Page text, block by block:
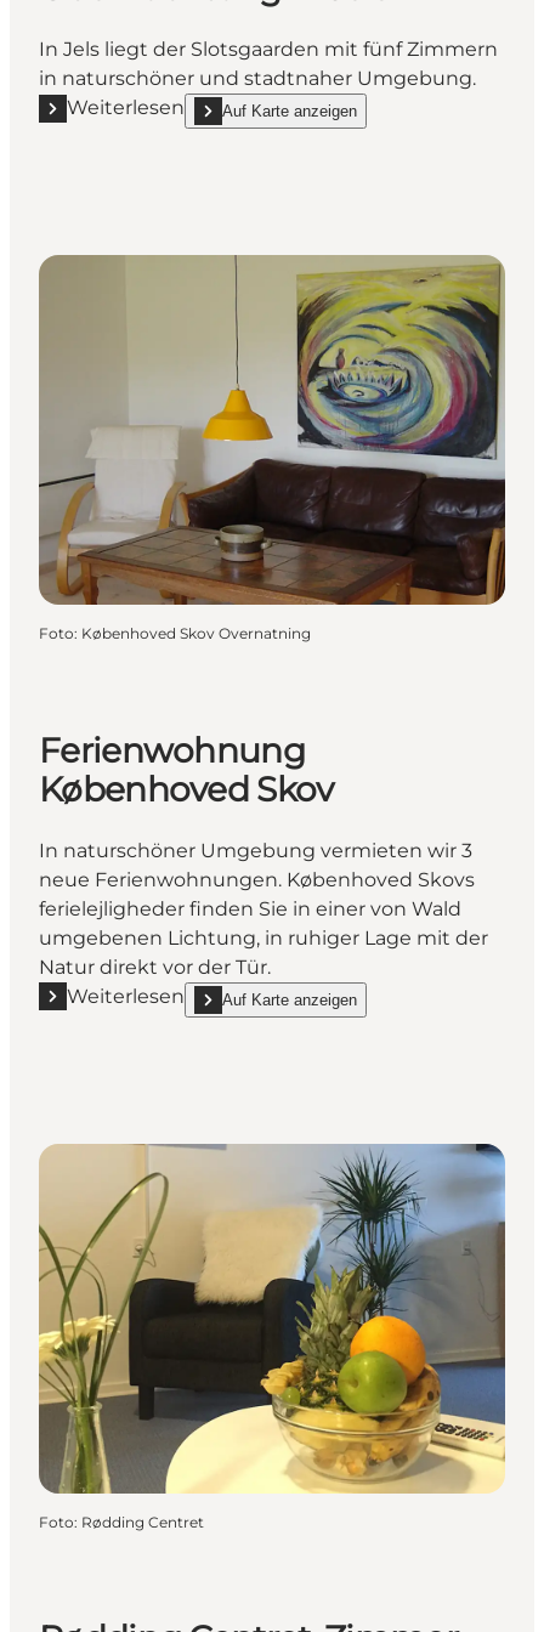
In Jels liegt der Slotsgaarden mit fünf Zimmern
in naturschöner und stadtnaher Umgebung.
Weiterlesen
Mehr erfahren "Slotsgaarden, Übernachtung in Jels"
Auf Karte anzeigen
show Slotsgaarden, Übernachtung in Jels on_map
Foto: Københoved Skov Overnatning
Ferienwohnung
Københoved Skov
In naturschöner Umgebung vermieten wir 3
neue Ferienwohnungen. Københoved Skovs
ferielejligheder finden Sie in einer von Wald
umgebenen Lichtung, in ruhiger Lage mit der
Natur direkt vor der Tür.
Weiterlesen
Mehr erfahren "Ferienwohnung Københoved Skov"
Auf Karte anzeigen
show Ferienwohnung Københoved Skov on_map
Foto: Rødding Centret